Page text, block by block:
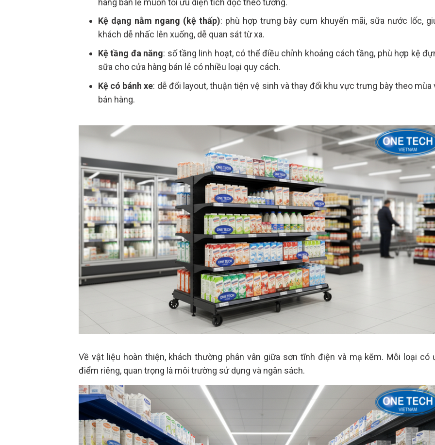
Kệ dạng nằm ngang (kệ thấp): phù hợp trưng bày cụm khuyến mãi, sữa nước lốc,
khách dễ nhấc lên xuống, dễ quan sát từ xa.
Kệ tầng đa năng: số tầng linh hoạt, có thể điều chỉnh khoảng cách tầng, phù hợp kệ
sữa cho cửa hàng bán lẻ có nhiều loại quy cách.
Kệ có bánh xe: dễ đổi layout, thuận tiện vệ sinh và thay đổi khu vực trưng bày theo mùa
bán hàng.
Về vật liệu hoàn thiện, khách thường phân vân giữa sơn tĩnh điện và mạ kẽm. Mỗi loại có
điểm riêng, quan trọng là môi trường sử dụng và ngân sách.